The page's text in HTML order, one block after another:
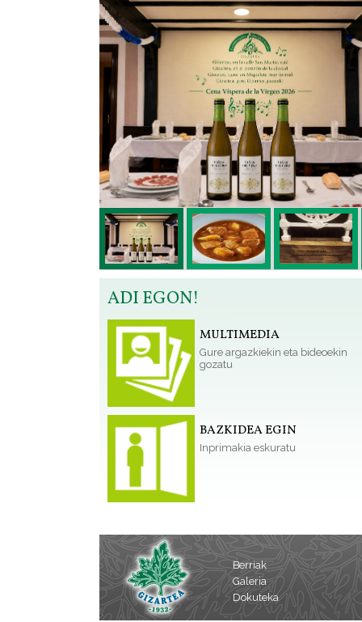
ADI EGON!
MULTIMEDIA
Gure argazkiekin eta bideoekin
gozatu
BAZKIDEA EGIN
Inprimakia eskuratu
Berriak
Galeria
Dokuteka